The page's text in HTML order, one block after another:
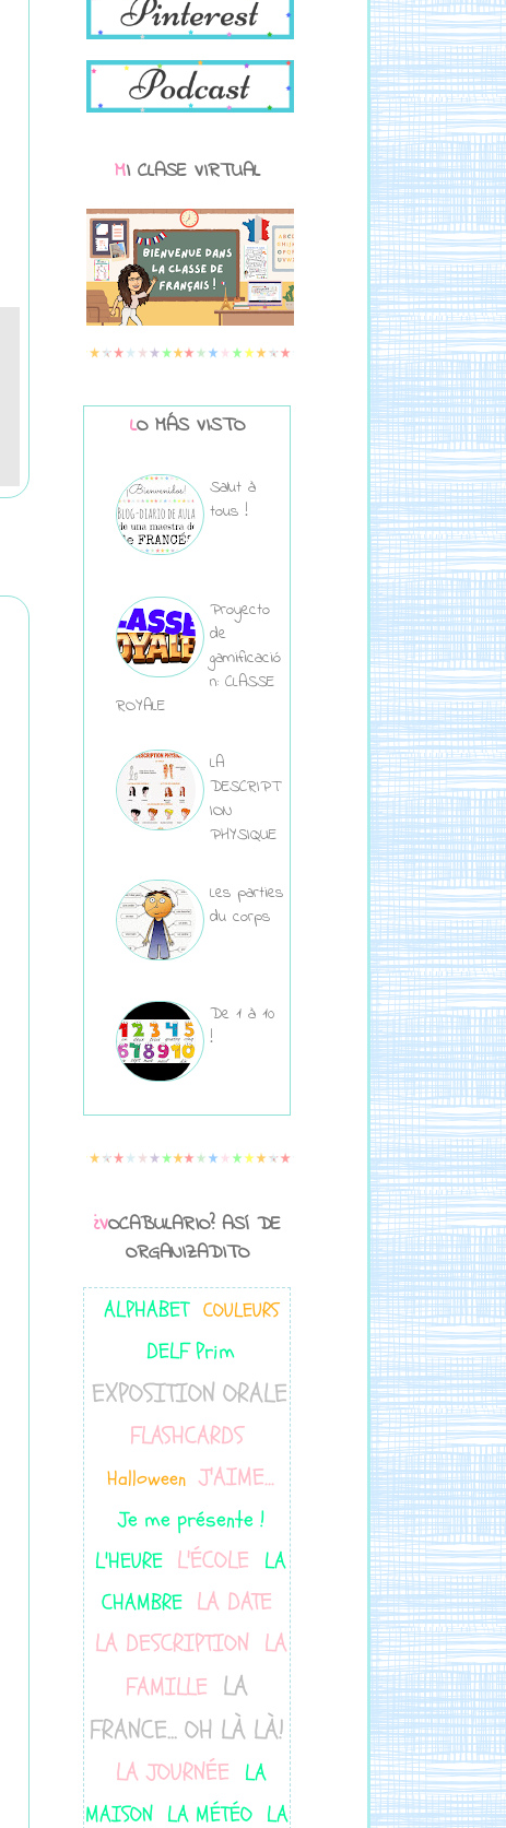
MI CLASE VIRTUAL
LO MÁS VISTO
Salut à
tous !
Proyecto
de
gamificació
n: CLASSE
ROYALE
LA
DESCRIPT
ION
PHYSIQUE
Les parties
du corps
De 1 à 10
!
¿VOCABULARIO? ASÍ DE
ORGANIZADITO
ALPHABET COULEURS
DELF Prim
EXPOSITION ORALE
FLASHCARDS
Halloween J'AIME...
Je me présente !
L'HEURE L'ÉCOLE LA
CHAMBRE LA DATE
LA DESCRIPTION LA
FAMILLE LA
FRANCE... OH LÀ LÀ!
LA JOURNÉE LA
MAISON LA MÉTÉO LA